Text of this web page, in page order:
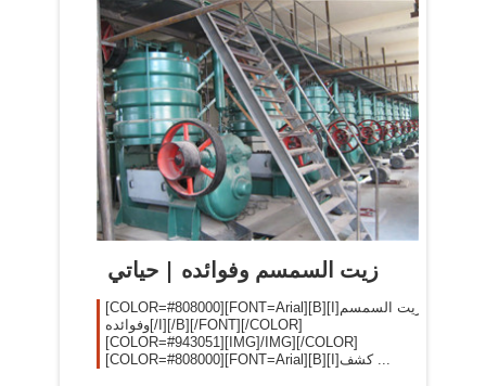
زيت السمسم وفوائده | حياتي
[COLOR=#808000][FONT=Arial][B][I]زيت السمسم
وفوائده[/I][/B][/FONT][/COLOR]
[COLOR=#943051][IMG]/IMG][/COLOR]
[COLOR=#808000][FONT=Arial][B][I]كشف ...